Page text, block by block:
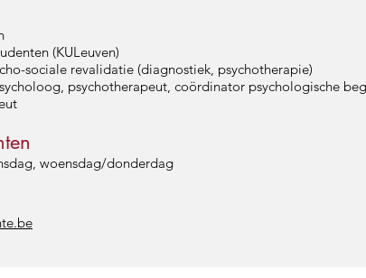
(KULeuven)
sociale revalidatie (diagnostiek, psychotherapie)
psychotherapeut, coördinator psychologische
woensdag/donderdag